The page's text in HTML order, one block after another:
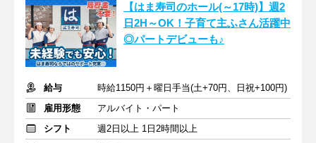
【はま寿司のホール(～17時)】週2
日2H～OK！子育て主ふさん活躍中
◎パートデビューも♪
給与
時給1150円＋曜日手当(土+70円、日祝+100円)
雇用形態
アルバイト・パート
シフト
週2日以上 1日2時間以上